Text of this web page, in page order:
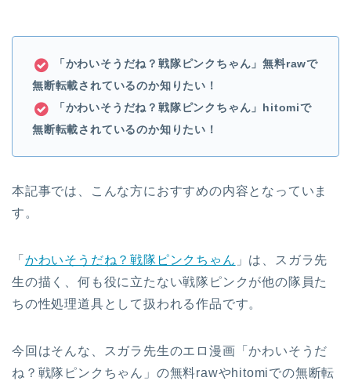
「かわいそうだね？戦隊ピンクちゃん」無料rawで
無断転載されているのか知りたい！
「かわいそうだね？戦隊ピンクちゃん」hitomiで
無断転載されているのか知りたい！
本記事では、こんな方におすすめの内容となっていま
す。
「 かわいそうだね？戦隊ピンクちゃん 」は、スガラ先
生の描く、何も役に立たない戦隊ピンクが他の隊員た
ちの性処理道具として扱われる作品です。
今回はそんな、スガラ先生のエロ漫画 「かわいそうだ
ね？戦隊ピンクちゃん」の無料rawやhitomiでの無断転